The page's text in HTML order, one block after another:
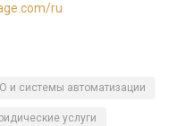
ru
и системы автоматизации
услуги